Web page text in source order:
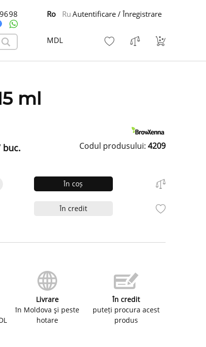
98 Ro Ru Autentificare / Înregistrare
MDL
ml
buc. Codul produsului: 4209
În coș
În credit
Livrare
în Moldova şi peste
hotare
În credit
puteți procura acest
produs